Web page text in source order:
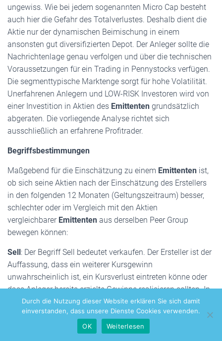
ungewiss. Wie bei jedem sogenannten Micro Cap besteht
auch hier die Gefahr des Totalverlustes. Deshalb dient die
Aktie nur der dynamischen Beimischung in einem
ansonsten gut diversifizierten Depot. Der Anleger sollte die
Nachrichtenlage genau verfolgen und über die technischen
Voraussetzungen für ein Trading in Pennystocks verfügen.
Die segmenttypische Marktenge sorgt für hohe Volatilität.
Unerfahrenen Anlegern und LOW-RISK Investoren wird von
einer Investition in Aktien des Emittenten grundsätzlich
abgeraten. Die vorliegende Analyse richtet sich
ausschließlich an erfahrene Profitrader.
Begriffsbestimmungen
Maßgebend für die Einschätzung zu einem Emittenten ist,
ob sich seine Aktien nach der Einschätzung des Erstellers
in den folgenden 12 Monaten (Geltungszeitraum) besser,
schlechter oder im Vergleich mit den Aktien
vergleichbarer Emittenten aus derselben Peer Group
bewegen können:
Sell: Der Begriff Sell bedeutet verkaufen. Der Ersteller ist der
Auffassung, dass ein weiterer Kursgewinn
unwahrscheinlich ist, ein Kursverlust eintreten könne oder
dass Anleger bereits erzielte Gewinne realisieren sollten. In
all diesen Fällen wird er die Empfehlung „Sell“ aussprechen.
: Der Begriff Hold bedeutet halten. Der Ersteller sieht ein
Kurspotenzial für die Aktie, weshalb er der Meinung ist, die
Durch die Nutzung dieser Website erklären Sie sich damit
einverstanden, dass unsere Dienste Cookies verwenden.
OK
Weiterlesen